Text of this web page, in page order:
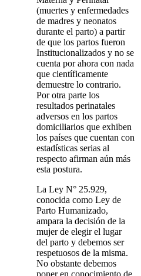
(muertes y enfermedades
de madres y neonatos
durante el parto) a partir
de que los partos fueron
Institucionalizados y no se
cuenta por ahora con nada
que científicamente
demuestre lo contrario.
Por otra parte los
resultados perinatales
adversos en los partos
domiciliarios que exhiben
los países que cuentan con
estadísticas serias al
respecto afirman aún más
esta postura.
La Ley N° 25.929,
conocida como Ley de
Parto Humanizado,
ampara la decisión de la
mujer de elegir el lugar
del parto y debemos ser
respetuosos de la misma.
No obstante debemos
poner en conocimiento de